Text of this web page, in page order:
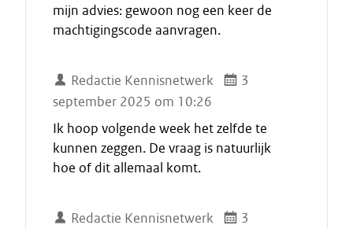
mijn advies: gewoon nog een keer de
machtigingscode aanvragen.
Redactie Kennisnetwerk
3
september 2025 om 10:26
Ik hoop volgende week het zelfde te
kunnen zeggen. De vraag is natuurlijk
hoe of dit allemaal komt.
Redactie Kennisnetwerk 3